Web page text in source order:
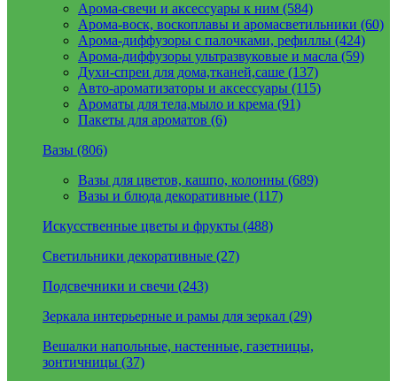
Арома-свечи и аксессуары к ним (584)
Арома-воск, воскоплавы и аромасветильники (60)
Арома-диффузоры с палочками, рефиллы (424)
Арома-диффузоры ультразвуковые и масла (59)
Духи-спреи для дома,тканей,саше (137)
Авто-ароматизаторы и аксессуары (115)
Ароматы для тела,мыло и крема (91)
Пакеты для ароматов (6)
Вазы (806)
Вазы для цветов, кашпо, колонны (689)
Вазы и блюда декоративные (117)
Искусственные цветы и фрукты (488)
Светильники декоративные (27)
Подсвечники и свечи (243)
Зеркала интерьерные и рамы для зеркал (29)
Вешалки напольные, настенные, газетницы,
зонтичницы (37)